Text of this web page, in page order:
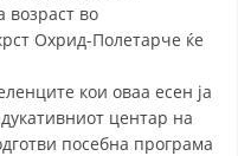
ВРЕДНОСТИ
АМБЛЕМОТ
ДЕЈНОСТ
возраст во
Охрид-Полетарче ќе
кои оваа есен ја
центар на
посебна програма